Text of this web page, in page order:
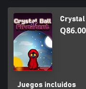
Q86.00
Juegos incluidos